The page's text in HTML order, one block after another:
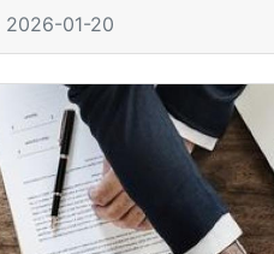
2026-01-20